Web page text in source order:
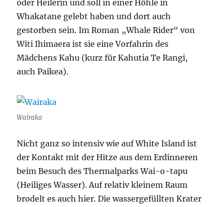
oder Heilerin und soll in einer Höhle in
Whakatane gelebt haben und dort auch
gestorben sein. Im Roman „Whale Rider“ von
Witi Ihimaera ist sie eine Vorfahrin des
Mädchens Kahu (kurz für Kahutia Te Rangi,
auch Paikea).
Wairaka
Nicht ganz so intensiv wie auf White Island ist
der Kontakt mit der Hitze aus dem Erdinneren
beim Besuch des Thermalparks Wai-o-tapu
(Heiliges Wasser). Auf relativ kleinem Raum
brodelt es auch hier. Die wassergefüllten Krater